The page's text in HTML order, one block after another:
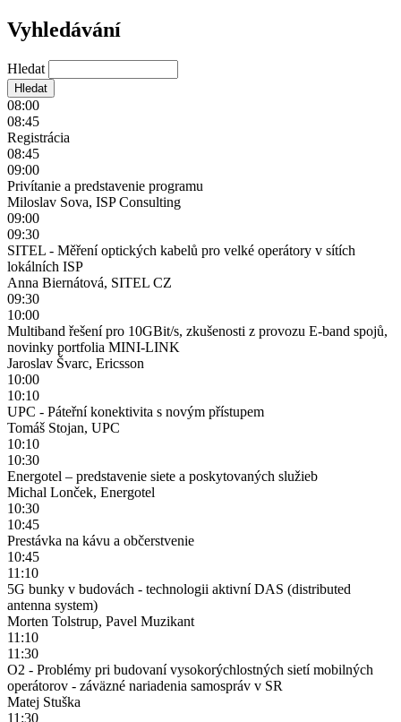
Vyhledávání
Hledat
08:00
08:45
Registrácia
08:45
09:00
Privítanie a predstavenie programu
Miloslav Sova, ISP Consulting
09:00
09:30
SITEL - Měření optických kabelů pro velké operátory v sítích
lokálních ISP
Anna Biernátová, SITEL CZ
09:30
10:00
Multiband řešení pro 10GBit/s, zkušenosti z provozu E-band spojů,
novinky portfolia MINI-LINK
Jaroslav Švarc, Ericsson
10:00
10:10
UPC - Páteřní konektivita s novým přístupem
Tomáš Stojan, UPC
10:10
10:30
Energotel – predstavenie siete a poskytovaných služieb
Michal Lonček, Energotel
10:30
10:45
Prestávka na kávu a občerstvenie
10:45
11:10
5G bunky v budovách - technologii aktivní DAS (distributed
antenna system)
Morten Tolstrup, Pavel Muzikant
11:10
11:30
O2 - Problémy pri budovaní vysokorýchlostných sietí mobilných
operátorov - záväzné nariadenia samospráv v SR
Matej Stuška
11:30